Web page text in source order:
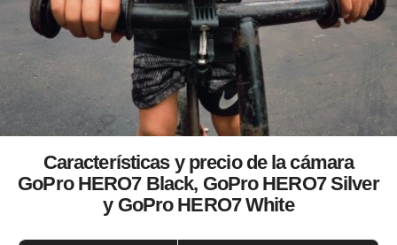
Características y precio de la cámara
GoPro HERO7 Black, GoPro HERO7 Silver
y GoPro HERO7 White